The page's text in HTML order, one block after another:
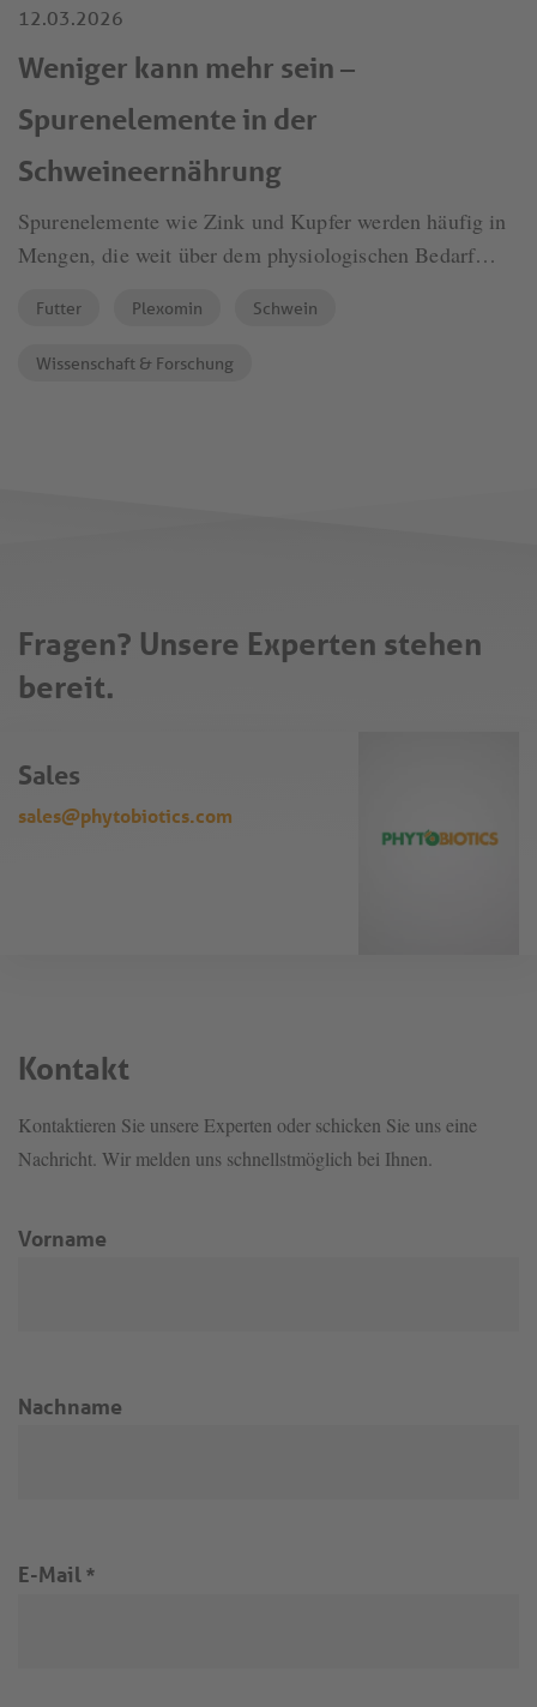
12.03.2026
Weniger kann mehr sein –
Spurenelemente in der
Schweineernährung
Spurenelemente wie Zink und Kupfer werden häufig in
Mengen, die weit über dem physiologischen Bedarf
Leistungsfähigkeit zu verbessern bzw. um Durchfälle
nach dem Absetzen zu verhindern. Der Nachteil liegt
Futter Plexomin Schwein
Wissenschaft & Forschung
Fragen? Unsere Experten stehen
bereit.
Sales
sales@phytobiotics.com
Kontakt
Kontaktieren Sie unsere Experten oder schicken Sie uns eine
Nachricht. Wir melden uns schnellstmöglich bei Ihnen.
Vorname
Nachname
E-Mail *